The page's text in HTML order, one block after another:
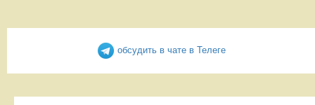
обсудить в чате в Телеге